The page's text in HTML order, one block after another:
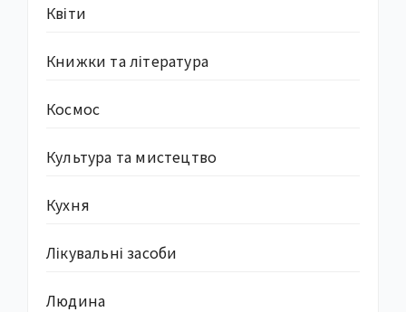
Квіти
Книжки та література
Космос
Культура та мистецтво
Кухня
Лікувальні засоби
Людина